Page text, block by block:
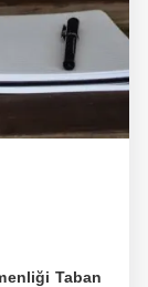
Taban